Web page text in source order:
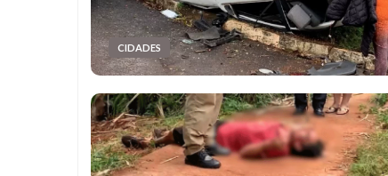
CIDADES